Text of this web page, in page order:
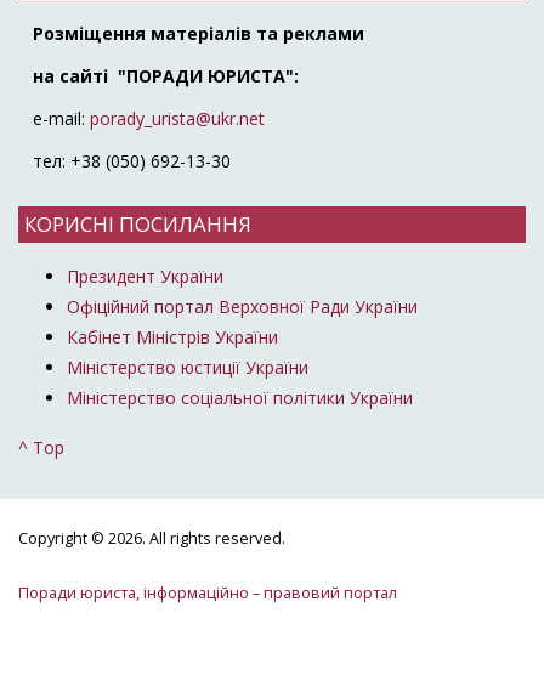
Розміщення матеріалів та реклами
на сайті "ПОРАДИ ЮРИСТА":
e-mail: porady_urista@ukr.net
тел: +38 (050) 692-13-30
КОРИСНІ ПОСИЛАННЯ
Президент України
Офіційний портал Верховної Ради України
Кабінет Міністрів України
Міністерство юстиції України
Міністерство соціальної політики України
^ Top
Copyright © 2026. All rights reserved.
Поради юриста, інформаційно – правовий портал